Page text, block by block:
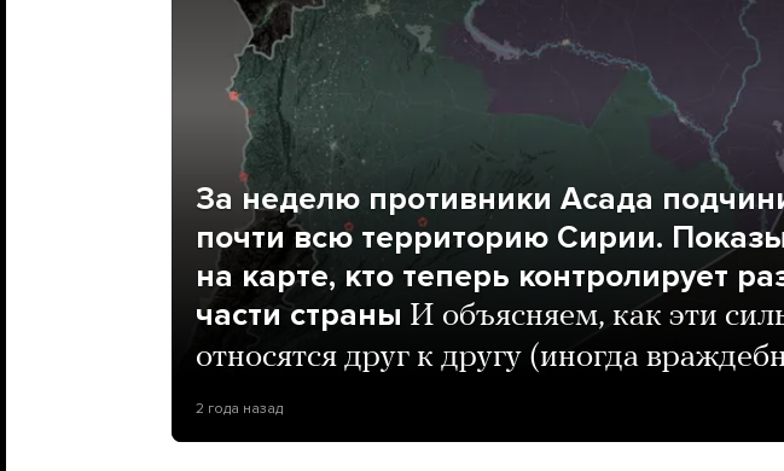
За неделю противники Асада
почти всю территорию Сирии.
на карте, кто теперь контролирует
части страны И объясняем, как эти
относятся друг к другу (иногда
2 года назад